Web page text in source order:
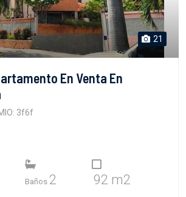
21
En Venta En
3f6f
Baños 2 92 m2